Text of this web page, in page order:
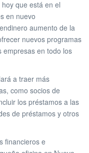
que está en el
en nuevo
aumento de la
nuevos programas
empresas en todo los
a traer más
como socios de
los préstamos a las
de préstamos y otros
financieros e